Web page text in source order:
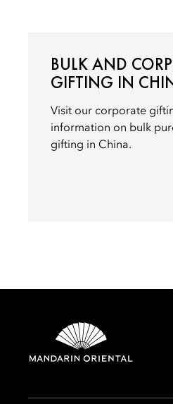
BULK AND
GIFTING IN
Visit our corporate
information on bulk
gifting in China.